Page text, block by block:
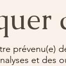
prévenu(e)
et des